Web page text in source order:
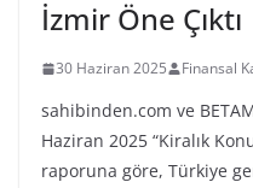
İzmir Öne Çıktı
30 Haziran 2025 Finansal
sahibinden.com ve
Haziran 2025 “Kiralık
raporuna göre, Türkiye